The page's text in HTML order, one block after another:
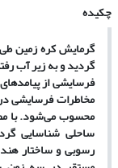
چکیده
گرمایش کره زمین
گردید و به زیر آب
فرسایشی از
مخاطرات فرسایشی
محسوب میشود. با
ساحلی شناسایی
رسوبی و ساختار